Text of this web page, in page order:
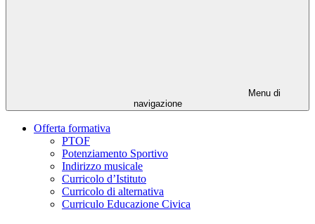
Menu di
navigazione
Offerta formativa
PTOF
Potenziamento Sportivo
Indirizzo musicale
Curricolo d’Istituto
Curricolo di alternativa
Curriculo Educazione Civica